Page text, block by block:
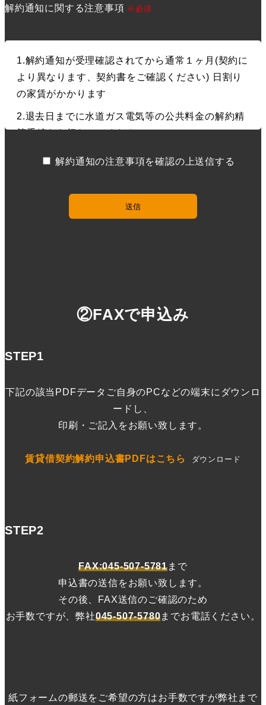
解約通知に関する注意事項 ※必須
1.解約通知が受理確認されてから通常１ヶ月(契約に
より異なります、契約書をご確認ください) 日割り
の家賃がかかります
2.退去日までに水道ガス電気等の公共料金の解約精
算手続きを行なってください。
3.退去日までに郵便物の転送手続きをして下さい。
4.引越しの際に出たゴミは、指定日の指定の場所に
解約通知の注意事項を確認の上送信する
②FAXで申込み
STEP1
下記の該当PDFデータご自身のPCなどの端末にダウンロ
ードし、
印刷・ご記入をお願い致します。
賃貸借契約解約申込書PDFはこちら ダウンロード
STEP2
FAX:045-507-5781まで
申込書の送信をお願い致します。
その後、FAX送信のご確認のため
お手数ですが、弊社045-507-5780までお電話ください。
紙フォームの郵送をご希望の方はお手数ですが弊社まで